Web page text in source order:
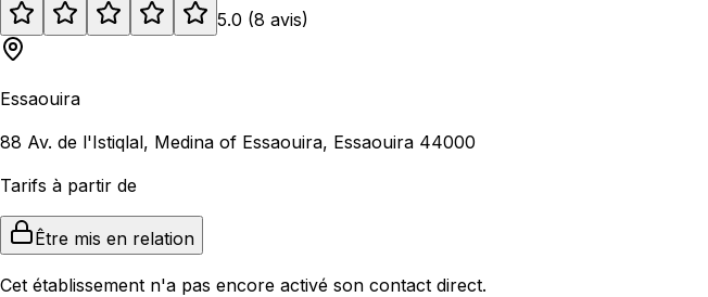
5.0 (8 avis)
Essaouira
88 Av. de l'Istiqlal, Medina of Essaouira, Essaouira 44000
Tarifs à partir de
Être mis en relation
Cet établissement n'a pas encore activé son contact direct.